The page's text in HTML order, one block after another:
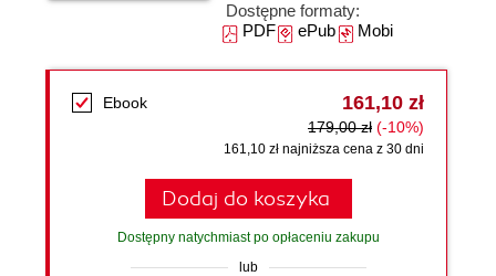
Dostępne formaty:
PDFePubMobi
Ebook 161,10 zł
179,00 zł (-10%)
161,10 zł najniższa cena z 30 dni
Dodaj do koszyka
Dostępny natychmiast po opłaceniu zakupu
lub